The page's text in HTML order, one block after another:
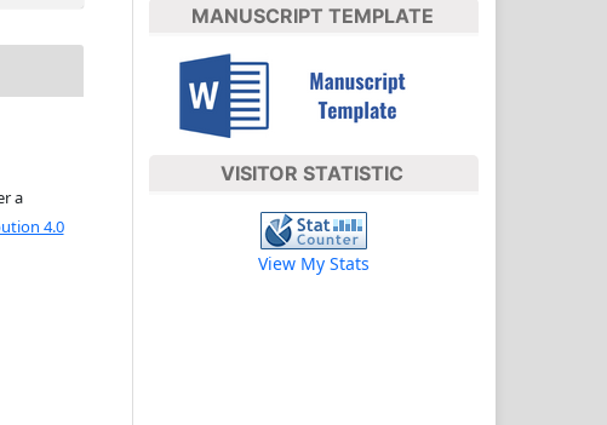
a
4.0
MANUSCRIPT TEMPLATE
VISITOR STATISTIC
View My Stats